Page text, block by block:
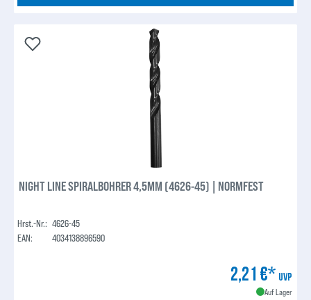
NIGHT LINE SPIRALBOHRER 4,5MM (4626-45) | NORMFEST
Hrst.-Nr.: 4626-45
EAN:
4034138896590
2,21 €* UVP
Auf Lager